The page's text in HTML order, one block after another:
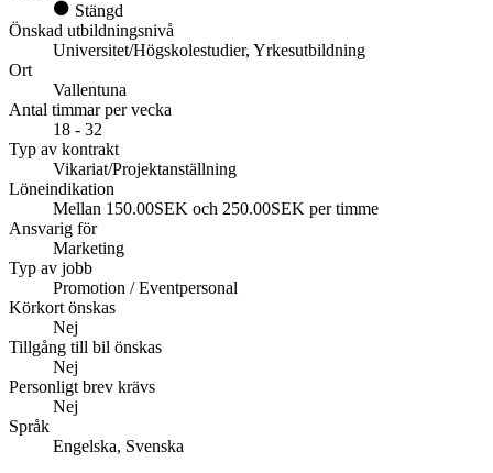
Stängd
Önskad utbildningsnivå
Universitet/Högskolestudier, Yrkesutbildning
Ort
Vallentuna
Antal timmar per vecka
18 - 32
Typ av kontrakt
Vikariat/Projektanställning
Löneindikation
Mellan 150.00SEK och 250.00SEK per timme
Ansvarig för
Marketing
Typ av jobb
Promotion / Eventpersonal
Körkort önskas
Nej
Tillgång till bil önskas
Nej
Personligt brev krävs
Nej
Språk
Engelska, Svenska